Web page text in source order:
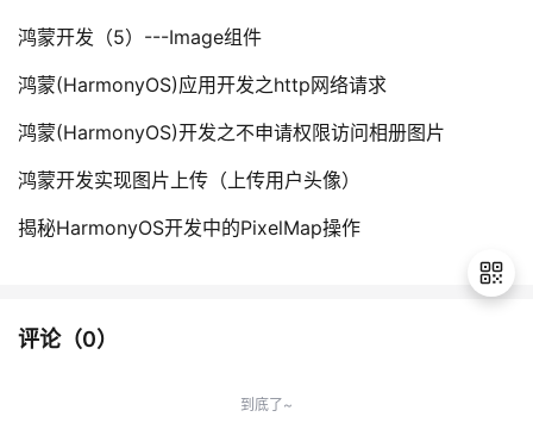
鸿蒙开发（5）---Image组件
鸿蒙(HarmonyOS)应用开发之http网络请求
鸿蒙(HarmonyOS)开发之不申请权限访问相册图片
鸿蒙开发实现图片上传（上传用户头像）
揭秘HarmonyOS开发中的PixelMap操作
评论（0）
到底了~